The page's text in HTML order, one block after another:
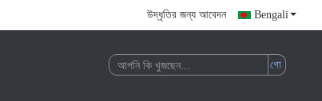
উদ্ধৃতির জন্য আবেদন Bengali